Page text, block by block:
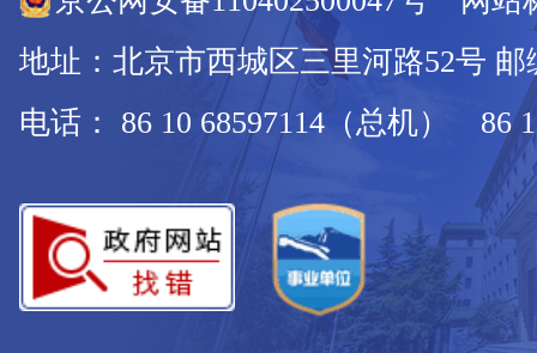
地址：北京市西城区三里河路52号 邮
电话： 86 10 68597114（总机） 86